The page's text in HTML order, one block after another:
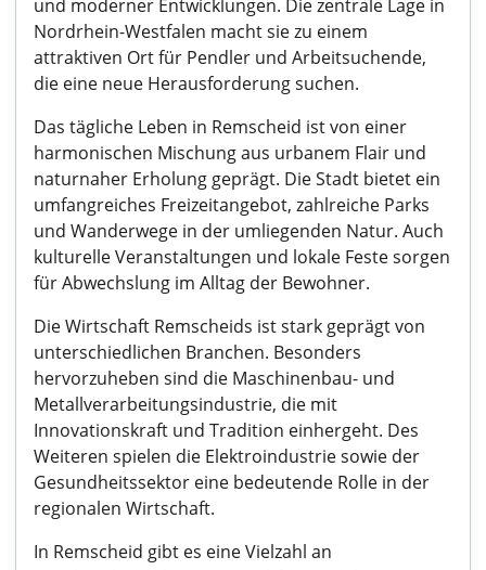
und moderner Entwicklungen. Die zentrale Lage in
Nordrhein-Westfalen macht sie zu einem
attraktiven Ort für Pendler und Arbeitsuchende,
die eine neue Herausforderung suchen.
Das tägliche Leben in Remscheid ist von einer
harmonischen Mischung aus urbanem Flair und
naturnaher Erholung geprägt. Die Stadt bietet ein
umfangreiches Freizeitangebot, zahlreiche Parks
und Wanderwege in der umliegenden Natur. Auch
kulturelle Veranstaltungen und lokale Feste sorgen
für Abwechslung im Alltag der Bewohner.
Die Wirtschaft Remscheids ist stark geprägt von
unterschiedlichen Branchen. Besonders
hervorzuheben sind die Maschinenbau- und
Metallverarbeitungsindustrie, die mit
Innovationskraft und Tradition einhergeht. Des
Weiteren spielen die Elektroindustrie sowie der
Gesundheitssektor eine bedeutende Rolle in der
regionalen Wirtschaft.
In Remscheid gibt es eine Vielzahl an